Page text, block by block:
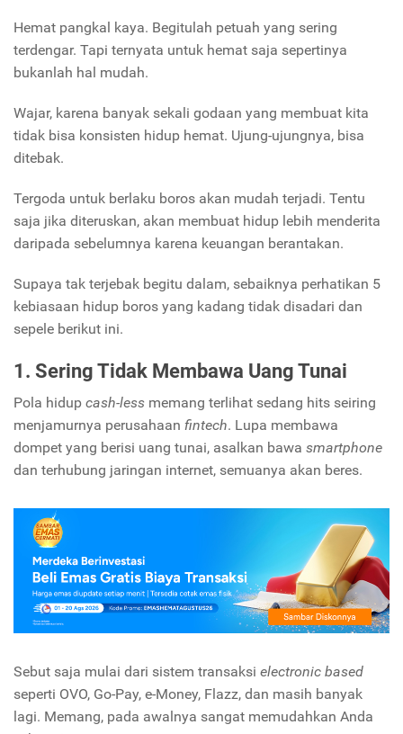
Hemat pangkal kaya. Begitulah petuah yang sering
terdengar. Tapi ternyata untuk hemat saja sepertinya
bukanlah hal mudah.
Wajar, karena banyak sekali godaan yang membuat kita
tidak bisa konsisten hidup hemat. Ujung-ujungnya, bisa
ditebak.
Tergoda untuk berlaku boros akan mudah terjadi. Tentu
saja jika diteruskan, akan membuat hidup lebih menderita
daripada sebelumnya karena keuangan berantakan.
Supaya tak terjebak begitu dalam, sebaiknya perhatikan 5
kebiasaan hidup boros yang kadang tidak disadari dan
sepele berikut ini.
1. Sering Tidak Membawa Uang Tunai
Pola hidup cash-less memang terlihat sedang hits seiring
menjamurnya perusahaan fintech. Lupa membawa
dompet yang berisi uang tunai, asalkan bawa smartphone
dan terhubung jaringan internet, semuanya akan beres.
Sebut saja mulai dari sistem transaksi electronic based
seperti OVO, Go-Pay, e-Money, Flazz, dan masih banyak
lagi. Memang, pada awalnya sangat memudahkan Anda